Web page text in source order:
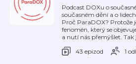
Podcast DOXu o
současném dění a o
Proč ParaDOX? Protože
fenomén, který se
a nutí nás přemýšlet.
43 epizod
1